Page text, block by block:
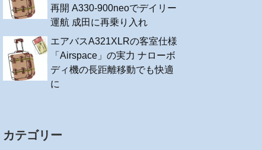
再開 A330-900neoでデイリー
運航 成田に再乗り入れ
エアバスA321XLRの客室仕様
「Airspace」の実力 ナローボ
ディ機の長距離移動でも快適
に
カテゴリー